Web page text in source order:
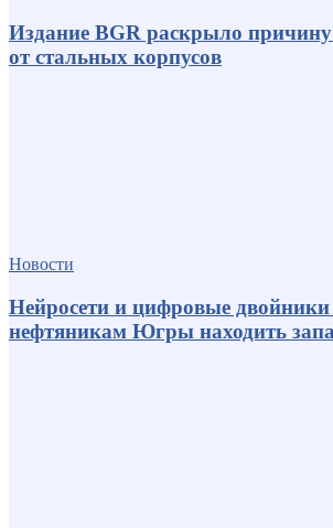
Издание BGR раскрыло
от стальных корпусов
Новости
Нейросети и цифровые
нефтяникам Югры находить